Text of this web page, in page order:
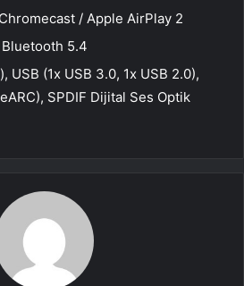
Chromecast / Apple AirPlay 2
5.4
USB (1x USB 3.0, 1x USB 2.0),
SPDIF Dijital Ses Optik